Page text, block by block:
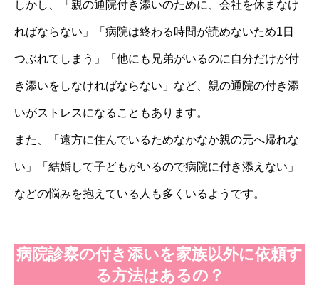
しかし、「親の通院付き添いのために、会社を休まなけ
ればならない」「病院は終わる時間が読めないため1日
つぶれてしまう」「他にも兄弟がいるのに自分だけが付
き添いをしなければならない」など、親の通院の付き添
いがストレスになることもあります。
また、「遠方に住んでいるためなかなか親の元へ帰れな
い」「結婚して子どもがいるので病院に付き添えない」
などの悩みを抱えている人も多くいるようです。
病院診察の付き添いを家族以外に依頼す
る方法はあるの？